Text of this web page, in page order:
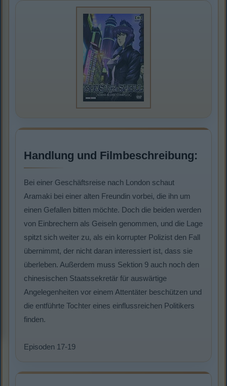
Handlung und Filmbeschreibung:
Bei einer Geschäftsreise nach London schaut
Aramaki bei einer alten Freundin vorbei, die ihn um
einen Gefallen bitten möchte. Doch die beiden werden
von Einbrechern als Geiseln genommen, und die Lage
spitzt sich weiter zu, als ein korrupter Polizist den Fall
übernimmt, der nicht daran interessiert ist, dass sie
überleben. Außerdem muss Sektion 9 auch noch den
chinesischen Staatssekretär für auswärtige
Angelegenheiten vor einem Attentäter beschützen und
die entführte Tochter eines einflussreichen Politikers
finden.
Episoden 17-19